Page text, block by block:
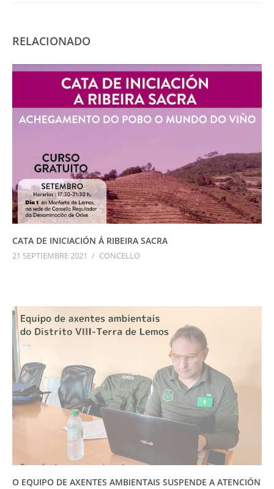
RELACIONADO
CATA DE INICIACIÓN Á RIBEIRA SACRA
21 SEPTIEMBRE 2021 / CONCELLO
O EQUIPO DE AXENTES AMBIENTAIS SUSPENDE A ATENCIÓN